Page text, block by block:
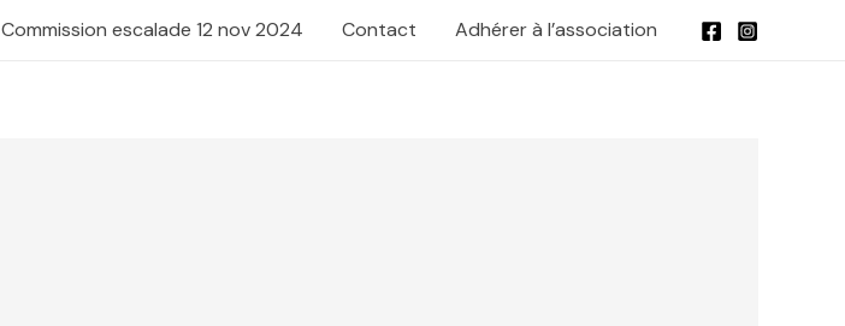
Commission escalade 12 nov 2024 Contact Adhérer à l’association